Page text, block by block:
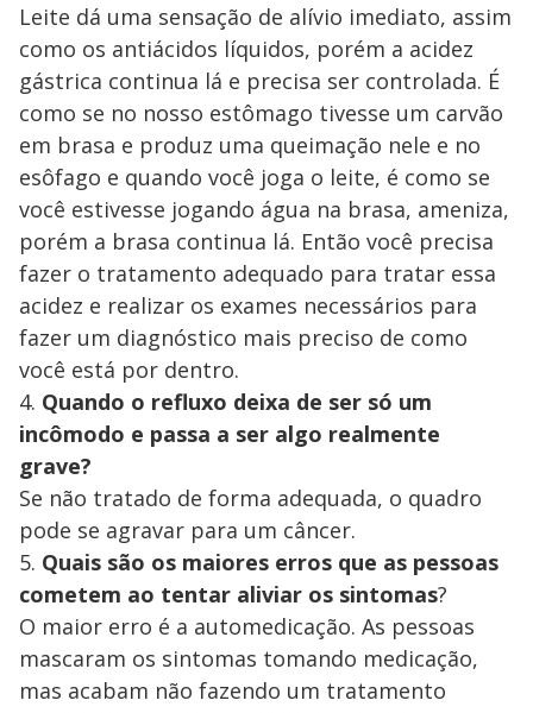
Leite dá uma sensação de alívio imediato, assim
como os antiácidos líquidos, porém a acidez
gástrica continua lá e precisa ser controlada. É
como se no nosso estômago tivesse um carvão
em brasa e produz uma queimação nele e no
esôfago e quando você joga o leite, é como se
você estivesse jogando água na brasa, ameniza,
porém a brasa continua lá. Então você precisa
fazer o tratamento adequado para tratar essa
acidez e realizar os exames necessários para
fazer um diagnóstico mais preciso de como
você está por dentro.
4. Quando o refluxo deixa de ser só um
incômodo e passa a ser algo realmente
grave?
Se não tratado de forma adequada, o quadro
pode se agravar para um câncer.
5. Quais são os maiores erros que as pessoas
cometem ao tentar aliviar os sintomas?
O maior erro é a automedicação. As pessoas
mascaram os sintomas tomando medicação,
mas acabam não fazendo um tratamento